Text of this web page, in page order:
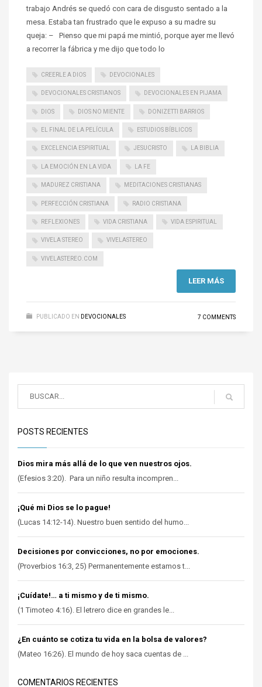
trabajo Andrés se quedó con cara de disgusto sentado a la
mesa. Estaba tan frustrado que le expuso a su madre su
queja: – Pienso que mi papá me mintió, porque ayer me llevó
a recorrer la fábrica y me dijo que todo lo
CREERLE A DIOS DEVOCIONALES
DEVOCIONALES CRISTIANOS DEVOCIONALES EN PIJAMA
DIOS DIOS NO MIENTE DONIZETTI BARRIOS
EL FINAL DE LA PELÍCULA ESTUDIOS BÍBLICOS
EXCELENCIA ESPIRITUAL JESUCRISTO LA BIBLIA
LA EMOCIÓN EN LA VIDA LA FE
MADUREZ CRISTIANA MEDITACIONES CRISTIANAS
PERFECCIÓN CRISTIANA RADIO CRISTIANA
REFLEXIONES VIDA CRISTIANA VIDA ESPIRITUAL
VIVELA STEREO VIVELASTEREO
VIVELASTEREO.COM
LEER MÁS
PUBLICADO EN DEVOCIONALES 7 COMMENTS
POSTS RECIENTES
Dios mira más allá de lo que ven nuestros ojos.
(Efesios 3:20). Para un niño resulta incompren...
¡Qué mi Dios se lo pague!
(Lucas 14:12-14). Nuestro buen sentido del humo...
Decisiones por convicciones, no por emociones.
(Proverbios 16:3, 25) Permanentemente estamos t...
¡Cuídate!… a ti mismo y de ti mismo.
(1 Timoteo 4:16). El letrero dice en grandes le...
¿En cuánto se cotiza tu vida en la bolsa de valores?
(Mateo 16:26). El mundo de hoy saca cuentas de ...
COMENTARIOS RECIENTES